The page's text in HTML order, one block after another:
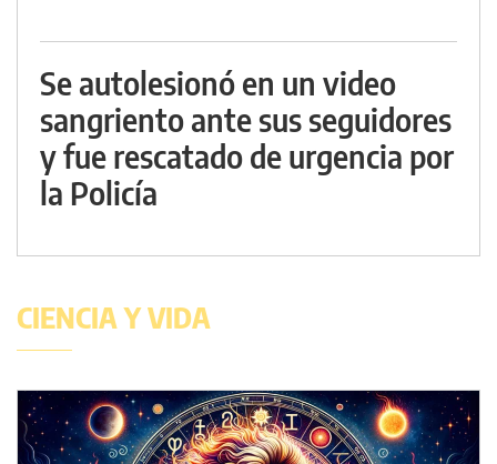
Se autolesionó en un video
sangriento ante sus seguidores
y fue rescatado de urgencia por
la Policía
CIENCIA Y VIDA